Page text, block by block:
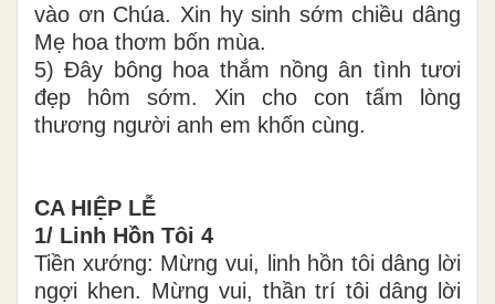
vào ơn Chúa. Xin hy sinh sớm chiều dâng
Mẹ hoa thơm bốn mùa.
5) Đây bông hoa thắm nồng ân tình tươi
đẹp hôm sớm. Xin cho con tấm lòng
thương người anh em khốn cùng.
CA HIỆP LỄ
1/ Linh Hồn Tôi 4
Tiền xướng: Mừng vui, linh hồn tôi dâng lời
ngợi khen. Mừng vui, thần trí tôi dâng lời